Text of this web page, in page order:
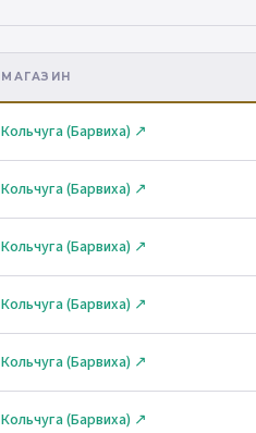
МАГАЗИН
Кольчуга (Барвиха) ↗
Кольчуга (Барвиха) ↗
Кольчуга (Барвиха) ↗
Кольчуга (Барвиха) ↗
Кольчуга (Барвиха) ↗
Кольчуга (Барвиха) ↗